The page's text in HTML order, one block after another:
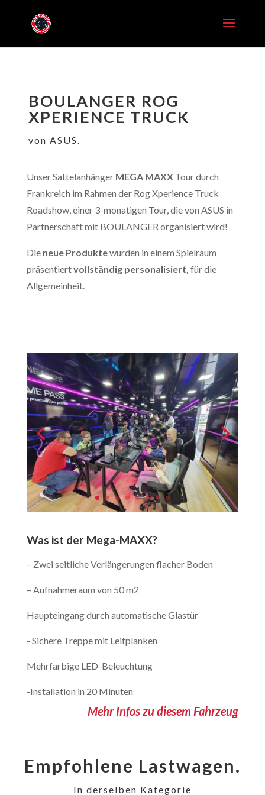
BOULANGER ROG
XPERIENCE TRUCK
von ASUS.
Unser Sattelanhänger MEGA MAXXTour durch
Frankreich im Rahmen der Rog Xperience Truck
Roadshow, einer 3-monatigen Tour, die von ASUS in
Partnerschaft mit BOULANGER organisiert wird!
Die neue Produktewurden in einem Spielraum
präsentiertvollständig personalisiert, für die
Allgemeinheit.
Was ist der Mega-MAXX?
– Zwei seitliche Verlängerungen flacher Boden
– Aufnahmeraum von 50 m2
Haupteingang durch automatische Glastür
- Sichere Treppe mit Leitplanken
Mehrfarbige LED-Beleuchtung
-Installation in 20 Minuten
Mehr Infos zu diesem Fahrzeug
Empfohlene Lastwagen.
In derselben Kategorie